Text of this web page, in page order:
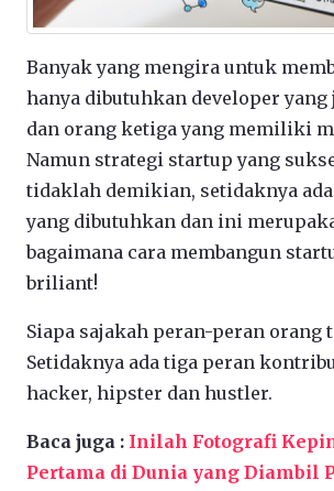
Banyak yang mengira untuk
hanya dibutuhkan developer
dan orang ketiga yang memiliki
Namun strategi startup yang
tidaklah demikian, setidaknya
yang dibutuhkan dan ini
bagaimana cara membangun
briliant!
Siapa sajakah peran-peran orang
Setidaknya ada tiga peran
hacker, hipster dan hustler.
Baca juga : Inilah Fotografi
Pertama di Dunia yang Diambil